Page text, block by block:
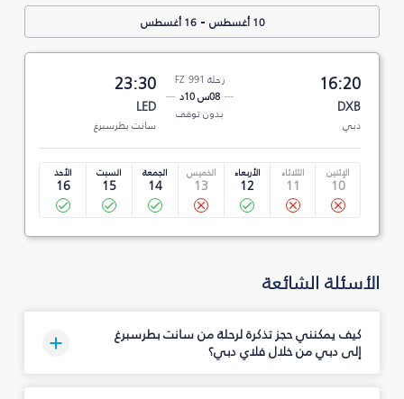
10 أغسطس -16 أغسطس
16:20
DXB
دبي
رحلة FZ 991
08س 10د
بدون توقف
23:30
LED
سانت بطرسبرغ
الإثنين
10
الثلاثاء
11
الأربعاء
12
الخميس
13
الجمعة
14
السبت
15
الأحد
16
الأسئلة الشائعة
كيف يمكنني حجز تذكرة لرحلة من سانت بطرسبرغ
إلى دبي من خلال فلاي دبي؟